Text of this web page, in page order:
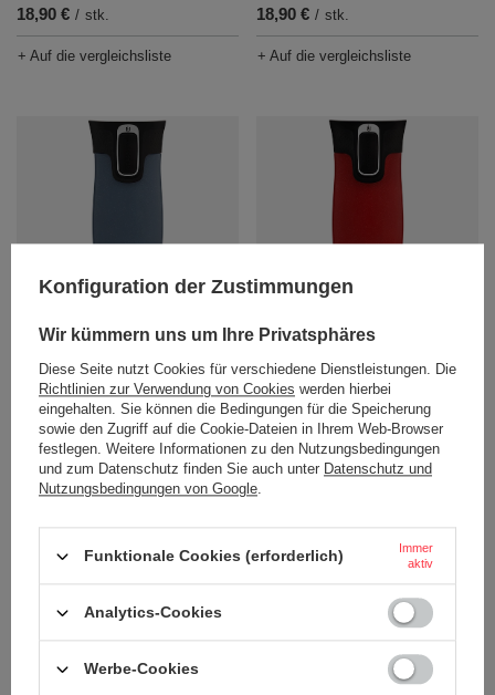
18,90 € / stk.
+ Auf die vergleichsliste
18,90 € / stk.
+ Auf die vergleichsliste
Contigo West Loop Mini
+ Auf die vergleichsliste
Contigo West Loop Mini
/
+ Auf die vergleichsliste
Konfiguration der Zustimmungen
Wir kümmern uns um Ihre Privatsphäres
Diese Seite nutzt Cookies für verschiedene Dienstleistungen. Die
Richtlinien zur Verwendung von Cookies werden hierbei
eingehalten. Sie können die Bedingungen für die Speicherung
sowie den Zugriff auf die Cookie-Dateien in Ihrem Web-Browser
festlegen. Weitere Informationen zu den Nutzungsbedingungen
und zum Datenschutz finden Sie auch unter Datenschutz und
Nutzungsbedingungen von Google.
Funktionale Cookies (erforderlich)
Immer
aktiv
Analytics-Cookies
Werbe-Cookies